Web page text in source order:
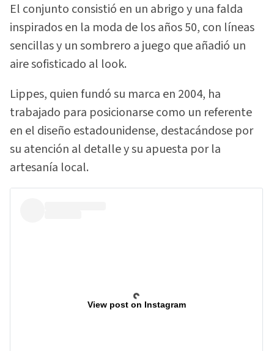
El conjunto consistió en un abrigo y una falda
inspirados en la moda de los años 50, con líneas
sencillas y un sombrero a juego que añadió un
aire sofisticado al look.
Lippes, quien fundó su marca en 2004, ha
trabajado para posicionarse como un referente
en el diseño estadounidense, destacándose por
su atención al detalle y su apuesta por la
artesanía local.
View post on Instagram